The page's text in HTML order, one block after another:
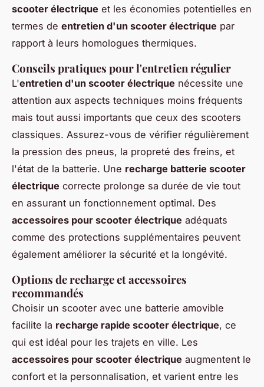
scooter électrique et les économies potentielles en
termes de entretien d'un scooter électrique par
rapport à leurs homologues thermiques.
Conseils pratiques pour l'entretien régulier
L'entretien d'un scooter électrique nécessite une
attention aux aspects techniques moins fréquents
mais tout aussi importants que ceux des scooters
classiques. Assurez-vous de vérifier régulièrement
la pression des pneus, la propreté des freins, et
l'état de la batterie. Une recharge batterie scooter
électrique correcte prolonge sa durée de vie tout
en assurant un fonctionnement optimal. Des
accessoires pour scooter électrique adéquats
comme des protections supplémentaires peuvent
également améliorer la sécurité et la longévité.
Options de recharge et accessoires
recommandés
Choisir un scooter avec une batterie amovible
facilite la recharge rapide scooter électrique, ce
qui est idéal pour les trajets en ville. Les
accessoires pour scooter électrique augmentent le
confort et la personnalisation, et varient entre les